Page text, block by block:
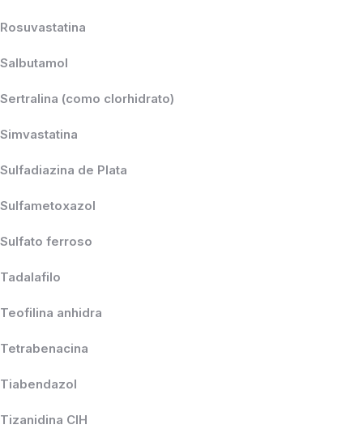
Rosuvastatina
Salbutamol
Sertralina (como clorhidrato)
Simvastatina
Sulfadiazina de Plata
Sulfametoxazol
Sulfato ferroso
Tadalafilo
Teofilina anhidra
Tetrabenacina
Tiabendazol
Tizanidina CIH